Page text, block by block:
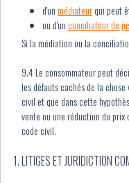
d'unmédiateurqui peut
ou d'unconciliateur de
Si la médiation ou la
9.4 Le consommateur peut
les défauts cachés de la chose
civil et que dans cette
vente ou une réduction du prix
code civil.
LITIGES ET JURIDICTION